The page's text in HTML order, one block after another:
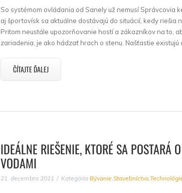
So systémom ovládania od Sanely už nemusí Správcovia
aj športovísk sa aktuálne dostávajú do situácií, kedy riešia
Pritom neustále upozorňovanie hostí a zákazníkov na to,
zariadenia, je ako hádzať hrach o stenu. Našťastie
ČÍTAJTE ĎALEJ
IDEÁLNE RIEŠENIE, KTORÉ SA POSTARÁ
VODAMI
21. decembra 2021 Kategória Bývanie,Stavebníctvo,